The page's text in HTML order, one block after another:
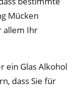
Mücken
allem Ihr
ein Glas Alkohol
dass Sie für